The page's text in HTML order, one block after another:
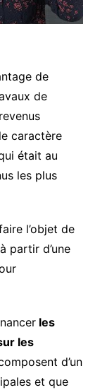
de
de
caractère
était au
les plus
l’objet de
partir d’une
les
les
d’un
et que